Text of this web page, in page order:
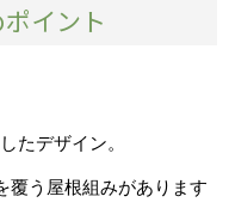
イント
たデザイン。
覆う屋根組みがあります